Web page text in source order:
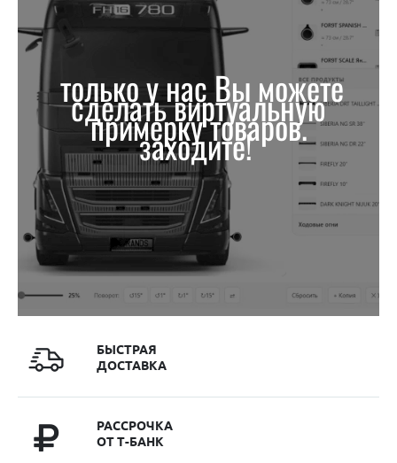
только у нас Вы можете
сделать виртуальную
примерку товаров.
заходите!
БЫСТРАЯ
ДОСТАВКА
РАССРОЧКА
ОТ Т-БАНК